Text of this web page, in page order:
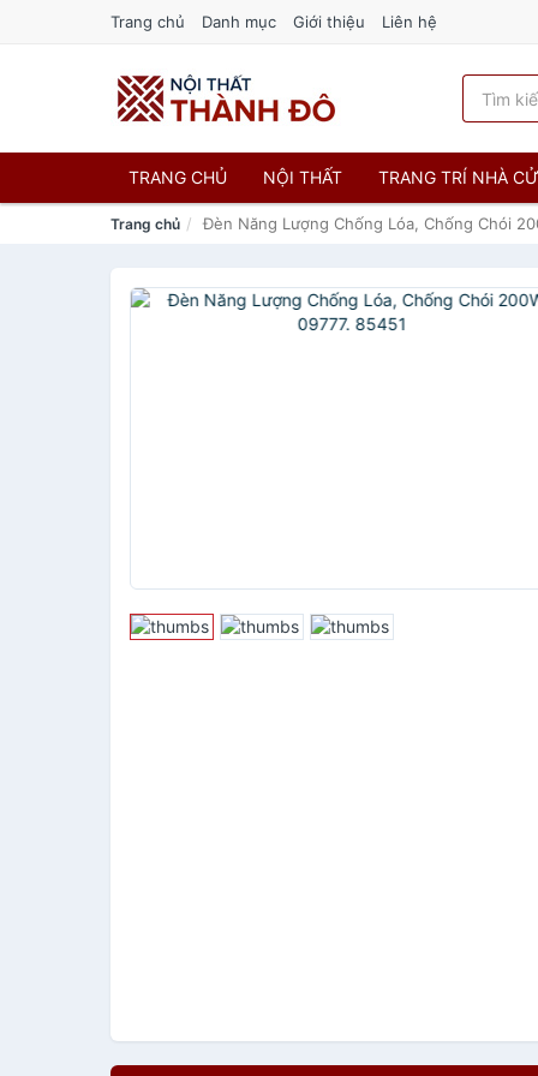
Trang chủ Danh mục Giới thiệu Liên hệ
TRANG CHỦ NỘI THẤT TRANG TRÍ NHÀ
Trang chủ Đèn Năng Lượng Chống Lóa, Chống Chói